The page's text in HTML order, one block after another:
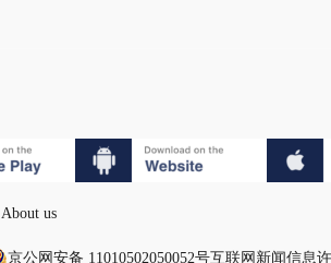
About us
京公网安备 11010502050052号互联网新闻信息